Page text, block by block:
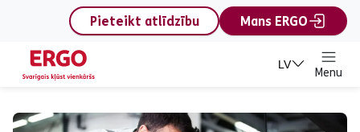
content
Pieteikt atlīdzību
Mans ERGO
LV
Menu